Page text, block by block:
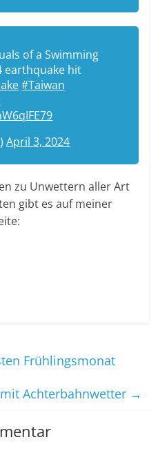
of a Swimming
earthquake hit
#Taiwan
April 3, 2024
zu Unwettern aller Art
gibt es auf meiner
Frühlingsmonat
Achterbahnwetter →